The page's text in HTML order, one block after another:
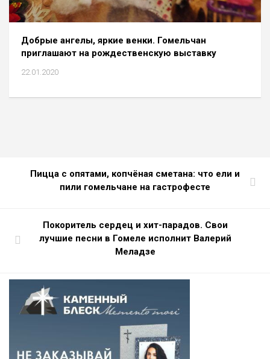
Добрые ангелы, яркие венки. Гомельчан
приглашают на рождественскую выставку
22.01.2020
Пицца с опятами, копчёная сметана: что ели и
пили гомельчане на гастрофесте
Покоритель сердец и хит-парадов. Свои
лучшие песни в Гомеле исполнит Валерий
Меладзе